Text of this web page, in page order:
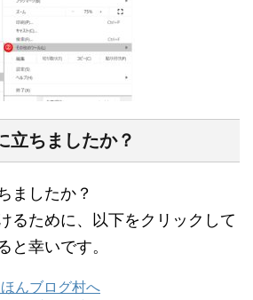
立ちましたか？
ましたか？
るために、以下をクリックして
と幸いです。